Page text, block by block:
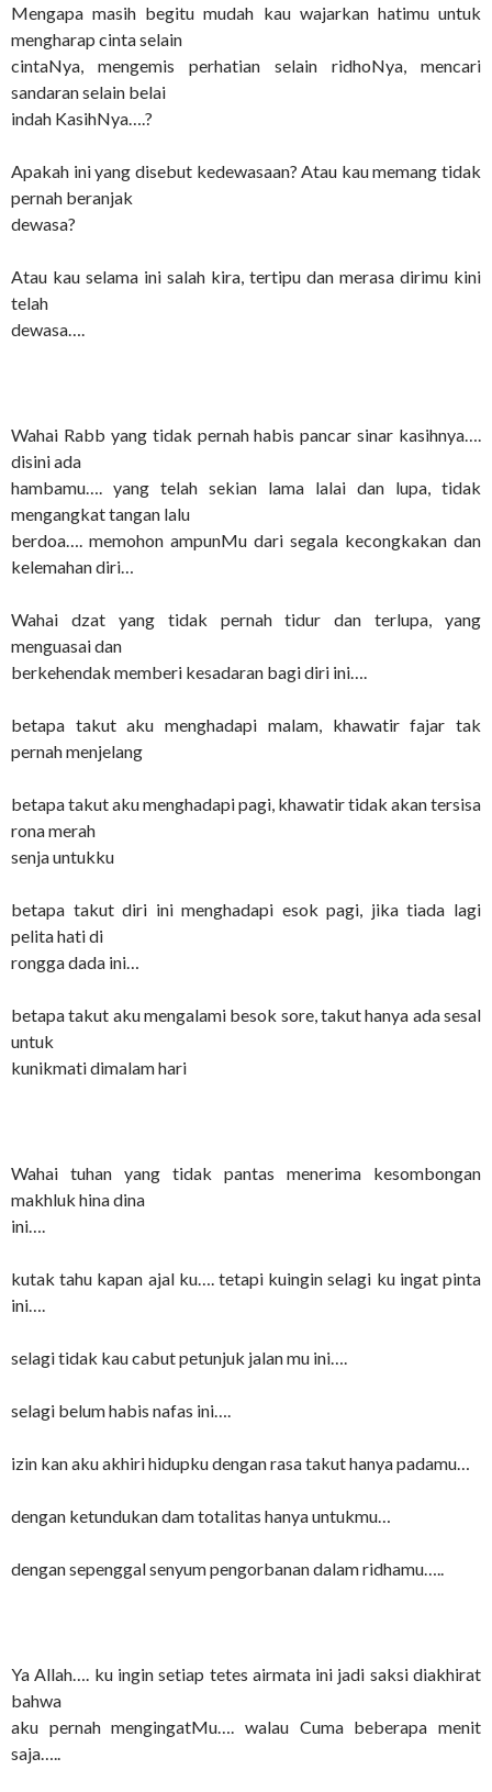
Mengapa masih begitu mudah kau wajarkan hatimu untuk
mengharap cinta selain
cintaNya, mengemis perhatian selain ridhoNya, mencari
sandaran selain belai
indah KasihNya….?
Apakah ini yang disebut kedewasaan? Atau kau memang tidak
pernah beranjak
dewasa?
Atau kau selama ini salah kira, tertipu dan merasa dirimu kini
telah
dewasa….
Wahai Rabb yang tidak pernah habis pancar sinar kasihnya….
disini ada
hambamu…. yang telah sekian lama lalai dan lupa, tidak
mengangkat tangan lalu
berdoa…. memohon ampunMu dari segala kecongkakan dan
kelemahan diri…
Wahai dzat yang tidak pernah tidur dan terlupa, yang
menguasai dan
berkehendak memberi kesadaran bagi diri ini….
betapa takut aku menghadapi malam, khawatir fajar tak
pernah menjelang
betapa takut aku menghadapi pagi, khawatir tidak akan tersisa
rona merah
senja untukku
betapa takut diri ini menghadapi esok pagi, jika tiada lagi
pelita hati di
rongga dada ini…
betapa takut aku mengalami besok sore, takut hanya ada sesal
untuk
kunikmati dimalam hari
Wahai tuhan yang tidak pantas menerima kesombongan
makhluk hina dina
ini….
kutak tahu kapan ajal ku…. tetapi kuingin selagi ku ingat pinta
ini….
selagi tidak kau cabut petunjuk jalan mu ini….
selagi belum habis nafas ini….
izin kan aku akhiri hidupku dengan rasa takut hanya padamu…
dengan ketundukan dam totalitas hanya untukmu…
dengan sepenggal senyum pengorbanan dalam ridhamu…..
Ya Allah…. ku ingin setiap tetes airmata ini jadi saksi diakhirat
bahwa
aku pernah mengingatMu…. walau Cuma beberapa menit
saja…..